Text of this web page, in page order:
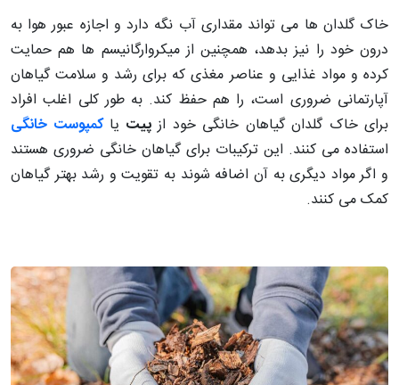
خاک گلدان ها می تواند مقداری آب نگه دارد و اجازه عبور هوا به
درون خود را نیز بدهد، همچنین از میکروارگانیسم ها هم حمایت
کرده و مواد غذایی و عناصر مغذی که برای رشد و سلامت گیاهان
آپارتمانی ضروری است، را هم حفظ کند. به طور کلی اغلب افراد
برای خاک گلدان گیاهان خانگی خود ازپیت یاکمپوست خانگی
استفاده می کنند. این ترکیبات برای گیاهان خانگی ضروری هستند
و اگر مواد دیگری به آن اضافه شوند به تقویت و رشد بهتر گیاهان
کمک می کنند.